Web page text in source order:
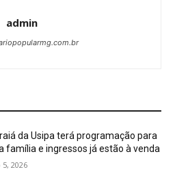
admin
da Usipa terá programação para
família e ingressos já estão à venda
2026